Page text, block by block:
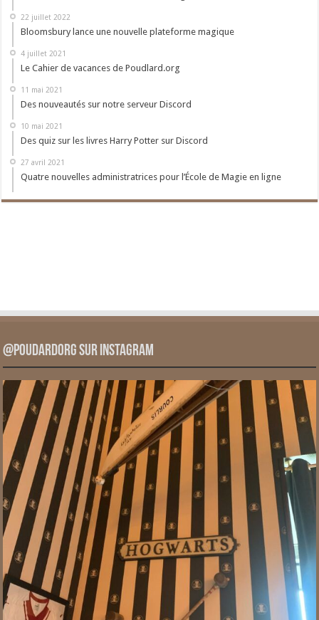
22 juillet 2022
Bloomsbury lance une nouvelle plateforme magique
4 juillet 2021
Le Cahier de vacances de Poudlard.org
11 mai 2021
Des nouveautés sur notre serveur Discord
10 mai 2021
Des quiz sur les livres Harry Potter sur Discord
27 avril 2021
Quatre nouvelles administratrices pour l’École de Magie en ligne
@PoudardOrg sur Instagram